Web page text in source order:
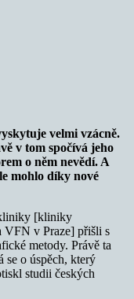
velmi vzácně.
v tom spočívá jeho
o něm nevědí. A
mohlo díky nové
[kliniky
VFN v Praze] přišli s
metody. Právě ta
se o úspěch, který
studii českých